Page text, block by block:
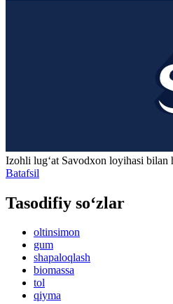
Izohli lugʻat Savodxon loyihasi bilan
Batafsil
Tasodifiy so‘zlar
oltinsimon
gum
shapaloqlash
biomassa
tol
qiyma